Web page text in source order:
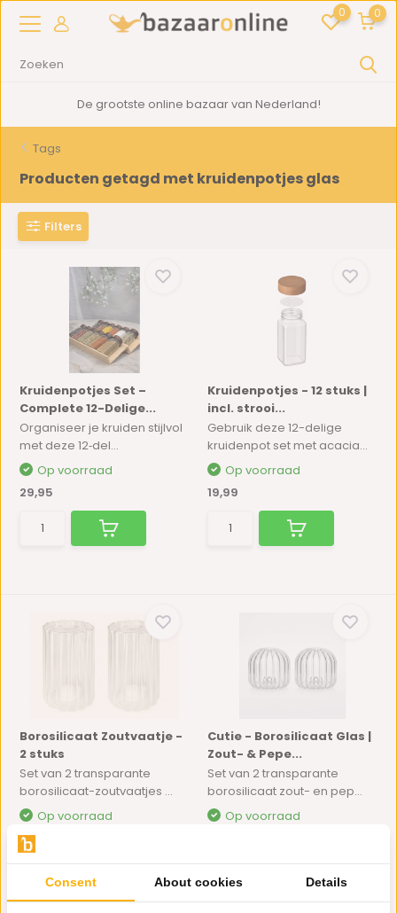
0 0
De grootste online bazaar van Nederland!
Tags
Producten getagd met kruidenpotjes glas
Filters
Kruidenpotjes Set –
Complete 12-Delige...
Organiseer je kruiden stijlvol
met deze 12‑del...
Op voorraad
29,95
Kruidenpotjes - 12 stuks |
incl. strooi...
Gebruik deze 12-delige
kruidenpot set met acacia...
Op voorraad
19,99
Borosilicaat Zoutvaatje -
2 stuks
Set van 2 transparante
borosilicaat-zoutvaatjes ...
Op voorraad
6,95
Cutie - Borosilicaat Glas |
Zout- & Pepe...
Set van 2 transparante
borosilicaat zout- en pep...
Op voorraad
Consent About cookies Details